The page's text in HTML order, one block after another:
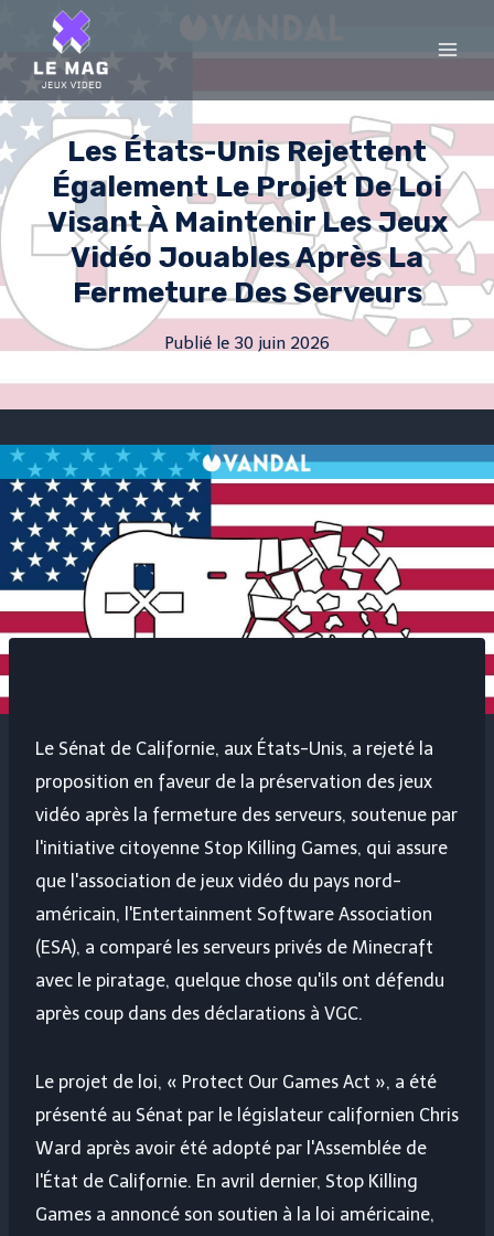
content
Les États-Unis Rejettent
Également Le Projet De Loi
Visant À Maintenir Les Jeux
Vidéo Jouables Après La
Fermeture Des Serveurs
Publié le 30 juin 2026
Le Sénat de Californie, aux États-Unis, a rejeté la
proposition en faveur de la préservation des jeux
vidéo après la fermeture des serveurs, soutenue par
l'initiative citoyenne Stop Killing Games, qui assure
que l'association de jeux vidéo du pays nord-
américain, l'Entertainment Software Association
(ESA), a comparé les serveurs privés de Minecraft
avec le piratage, quelque chose qu'ils ont défendu
après coup dans des déclarations à VGC.
Le projet de loi, « Protect Our Games Act », a été
présenté au Sénat par le législateur californien Chris
Ward après avoir été adopté par l'Assemblée de
l'État de Californie. En avril dernier, Stop Killing
Games a annoncé son soutien à la loi américaine,